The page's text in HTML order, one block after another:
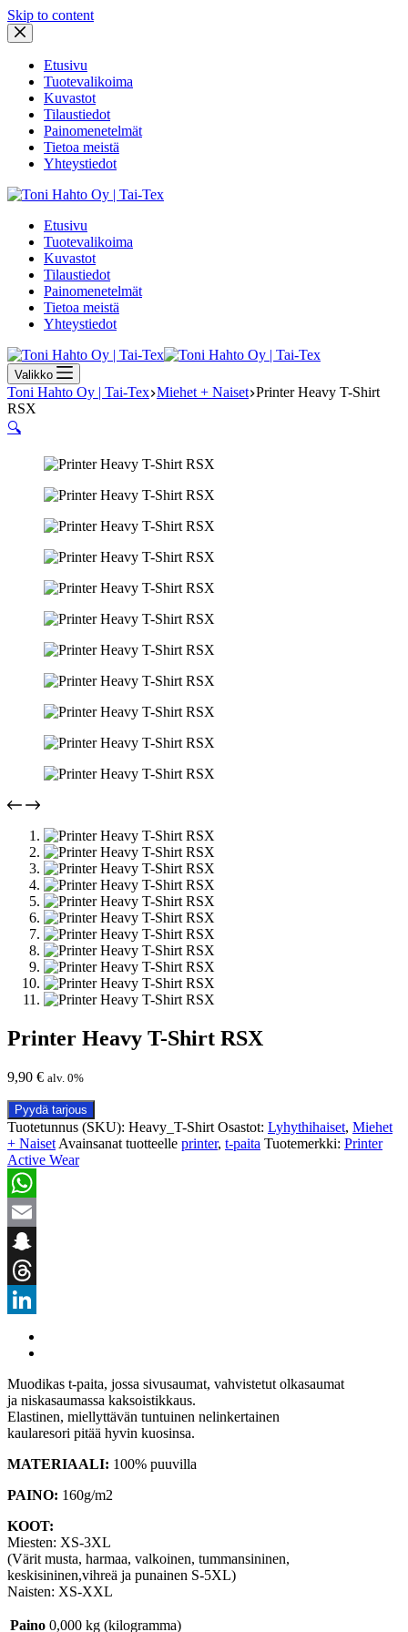
Skip to content
Etusivu
Tuotevalikoima
Kuvastot
Tilaustiedot
Painomenetelmät
Tietoa meistä
Yhteystiedot
Etusivu
Tuotevalikoima
Kuvastot
Tilaustiedot
Painomenetelmät
Tietoa meistä
Yhteystiedot
Valikko
Toni Hahto Oy | Tai-Tex Miehet + Naiset Printer Heavy T-Shirt
RSX
🔍
Printer Heavy T-Shirt RSX
9,90 € alv. 0%
Pyydä tarjous
Tuotetunnus (SKU): Heavy_T-Shirt Osastot: Lyhythihaiset, Miehet
+ Naiset Avainsanat tuotteelle printer, t-paita Tuotemerkki: Printer
Active Wear
WhatsApp
Email
Snapchat
Threads
Muodikas t-paita, jossa sivusaumat, vahvistetut olkasaumat
ja niskasaumassa kaksoistikkaus.
Elastinen, miellyttävän tuntuinen nelinkertainen
kaularesori pitää hyvin kuosinsa.
MATERIAALI: 100% puuvilla
PAINO: 160g/m2
KOOT:
Miesten: XS-3XL
(Värit musta, harmaa, valkoinen, tummansininen,
keskisininen,vihreä ja punainen S-5XL)
Naisten: XS-XXL
Paino 0,000 kg (kilogramma)